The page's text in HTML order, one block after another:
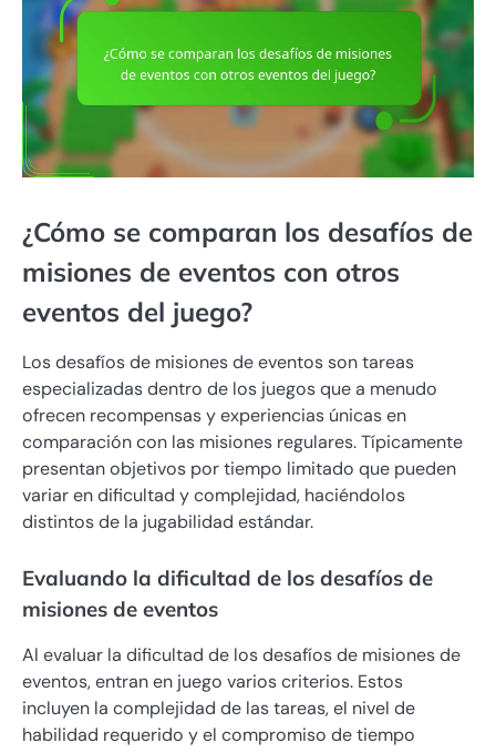
¿Cómo se comparan los desafíos de
misiones de eventos con otros
eventos del juego?
Los desafíos de misiones de eventos son tareas
especializadas dentro de los juegos que a menudo
ofrecen recompensas y experiencias únicas en
comparación con las misiones regulares. Típicamente
presentan objetivos por tiempo limitado que pueden
variar en dificultad y complejidad, haciéndolos
distintos de la jugabilidad estándar.
Evaluando la dificultad de los desafíos de
misiones de eventos
Al evaluar la dificultad de los desafíos de misiones de
eventos, entran en juego varios criterios. Estos
incluyen la complejidad de las tareas, el nivel de
habilidad requerido y el compromiso de tiempo